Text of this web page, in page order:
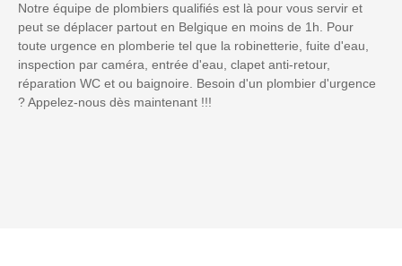
Notre équipe de plombiers qualifiés est là pour vous servir et
peut se déplacer partout en Belgique en moins de 1h. Pour
toute urgence en plomberie tel que la robinetterie, fuite d'eau,
inspection par caméra, entrée d'eau, clapet anti-retour,
réparation WC et ou baignoire. Besoin d'un plombier d'urgence
? Appelez-nous dès maintenant !!!